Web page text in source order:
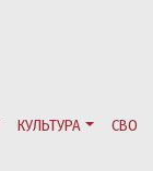
КУЛЬТУРА СВО